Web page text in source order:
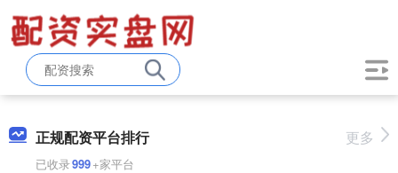
正规配资平台排行
已收录999+家平台
更多